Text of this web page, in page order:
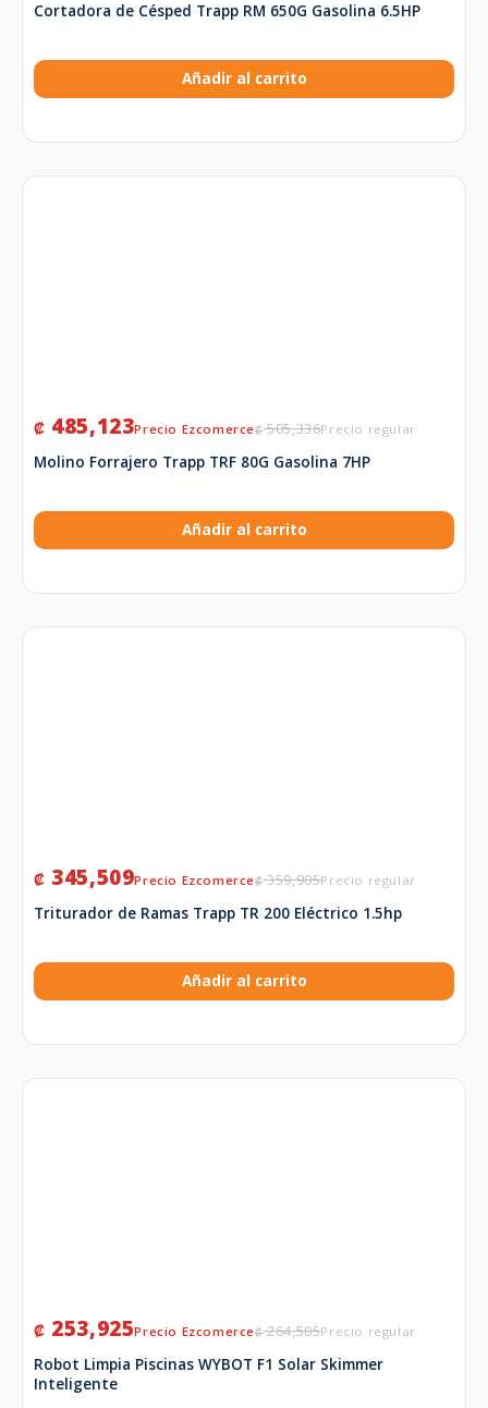
Cortadora de Césped Trapp RM 650G Gasolina 6.5HP
Añadir al carrito
₡505,336
₡ 485,123
Molino Forrajero Trapp TRF 80G Gasolina 7HP
Añadir al carrito
₡359,905
₡ 345,509
Triturador de Ramas Trapp TR 200 Eléctrico 1.5hp
Añadir al carrito
₡264,505
₡ 253,925
Robot Limpia Piscinas WYBOT F1 Solar Skimmer
Inteligente